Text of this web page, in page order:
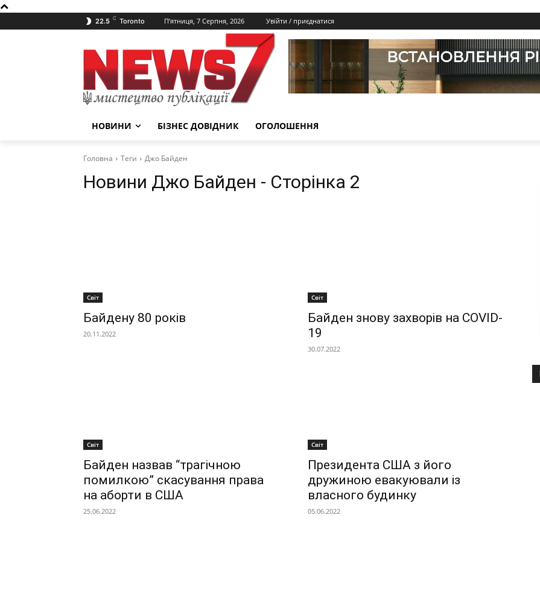
22.5 C Toronto П’ятниця, 7 Серпня, 2026 Увійти / приєднатися
НОВИНИ БІЗНЕС ДОВІДНИК ОГОЛОШЕННЯ
Головна Теги Джо Байден
Новини Джо Байден - Сторінка 2
Світ
Байдену 80 років
20.11.2022
Світ
Байден знову захворів на COVID-
19
30.07.2022
Світ
Байден назвав “трагічною
помилкою” скасування права
на аборти в США
25.06.2022
Світ
Президента США з його
дружиною евакуювали із
власного будинку
05.06.2022